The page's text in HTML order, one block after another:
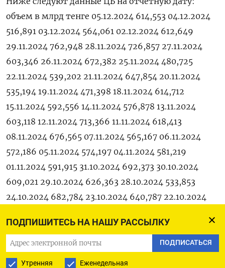
ПОДПИШИТЕСЬ НА НАШУ РАССЫЛКУ
ПОДПИСАТЬСЯ
Утренняя Еженедельная
объем в млрд тенге 05.12.2024 614,553 04.12.2024
516,891 03.12.2024 564,061 02.12.2024 612,649
29.11.2024 762,948 28.11.2024 726,857 27.11.2024
603,346 26.11.2024 672,382 25.11.2024 480,725
22.11.2024 539,202 21.11.2024 647,854 20.11.2024
535,194 19.11.2024 471,398 18.11.2024 614,712
15.11.2024 592,556 14.11.2024 576,878 13.11.2024
603,118 12.11.2024 713,366 11.11.2024 618,413
08.11.2024 676,565 07.11.2024 565,167 06.11.2024
572,186 05.11.2024 574,197 04.11.2024 581,219
01.11.2024 591,915 31.10.2024 692,373 30.10.2024
609,021 29.10.2024 626,363 28.10.2024 533,853
24.10.2024 682,784 23.10.2024 640,787 22.10.2024
17.10.2024 588,861 16.10.2024 596,500 15.10.2024
659,212 14.10.2024 649,064 11.10.2024 620,416
10.10.2024 601,487 09.10.2024 625,300 08.10.2024